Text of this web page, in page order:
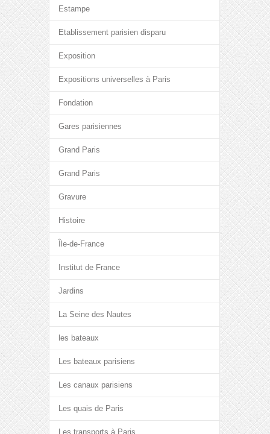
Estampe
Etablissement parisien disparu
Exposition
Expositions universelles à Paris
Fondation
Gares parisiennes
Grand Paris
Grand Paris
Gravure
Histoire
Île-de-France
Institut de France
Jardins
La Seine des Nautes
les bateaux
Les bateaux parisiens
Les canaux parisiens
Les quais de Paris
Les transports à Paris